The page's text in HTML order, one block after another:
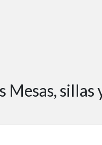
Mesas,